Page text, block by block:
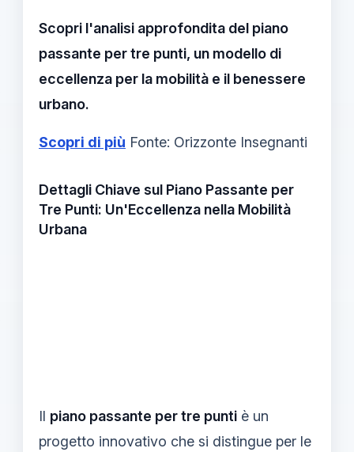
Scopri l'analisi approfondita del piano
passante per tre punti, un modello di
eccellenza per la mobilità e il benessere
urbano.
Scopri di più Fonte: Orizzonte Insegnanti
Dettagli Chiave sul Piano Passante per
Tre Punti: Un'Eccellenza nella Mobilità
Urbana
Il piano passante per tre punti è un
progetto innovativo che si distingue per le